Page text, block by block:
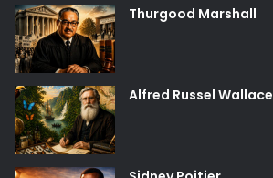
Thurgood Marshall
Alfred Russel Wallace